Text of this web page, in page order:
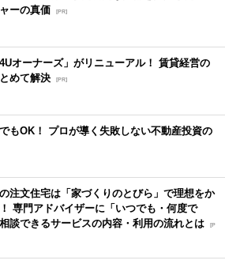
ーの真価 [PR]
オーナーズ」がリニューアル！ 賃貸経営の
めて解決 [PR]
もOK！ プロが導く失敗しない不動産投資の
注文住宅は「家づくりのとびら」で理想をか
専門アドバイザーに「いつでも・何度で
談できるサービスの内容・利用の流れとは [P